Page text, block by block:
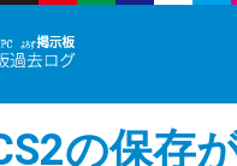
の保存